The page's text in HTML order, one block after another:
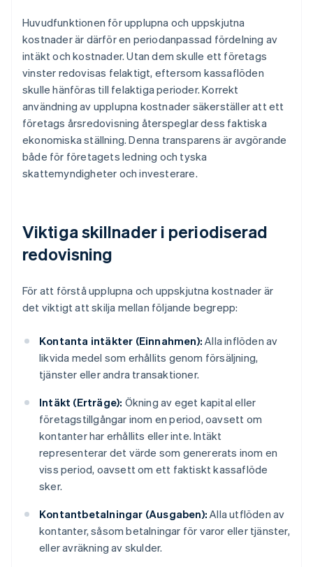
Huvudfunktionen för upplupna och uppskjutna
kostnader är därför en periodanpassad fördelning av
intäkt och kostnader. Utan dem skulle ett företags
vinster redovisas felaktigt, eftersom kassaflöden
skulle hänföras till felaktiga perioder. Korrekt
användning av upplupna kostnader säkerställer att ett
företags årsredovisning återspeglar dess faktiska
ekonomiska ställning. Denna transparens är avgörande
både för företagets ledning och tyska
skattemyndigheter och investerare.
Viktiga skillnader i periodiserad
redovisning
För att förstå upplupna och uppskjutna kostnader är
det viktigt att skilja mellan följande begrepp:
Kontanta intäkter (Einnahmen): Alla inflöden av
likvida medel som erhållits genom försäljning,
tjänster eller andra transaktioner.
Intäkt (Erträge): Ökning av eget kapital eller
företagstillgångar inom en period, oavsett om
kontanter har erhållits eller inte. Intäkt
representerar det värde som genererats inom en
viss period, oavsett om ett faktiskt kassaflöde
sker.
Kontantbetalningar (Ausgaben): Alla utflöden av
kontanter, såsom betalningar för varor eller tjänster,
eller avräkning av skulder.